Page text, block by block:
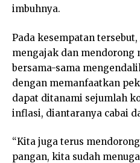
imbuhnya.
Pada kesempatan
mengajak dan mendorong
bersama-sama
dengan memanfaatkan
dapat ditanami sejumlah
inflasi, diantaranya cabai
“Kita juga terus
pangan, kita sudah